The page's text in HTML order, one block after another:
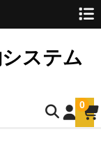
ステム
0